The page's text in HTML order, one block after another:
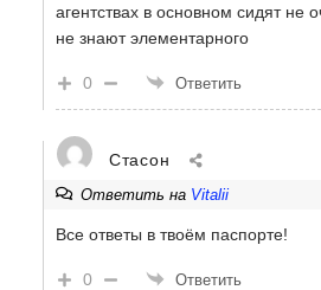
агентствах в основном сидят не
не знают элементарного
0 Ответить
Стасон
Ответить на Vitalii
Все ответы в твоём паспорте!
0 Ответить